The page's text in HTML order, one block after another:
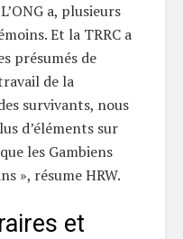
a, plusieurs
Et la TRRC a
présumés de
de la
survivants, nous
d’éléments sur
les Gambiens
», résume HRW.
et